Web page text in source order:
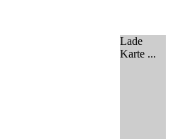
Lade
Karte ...